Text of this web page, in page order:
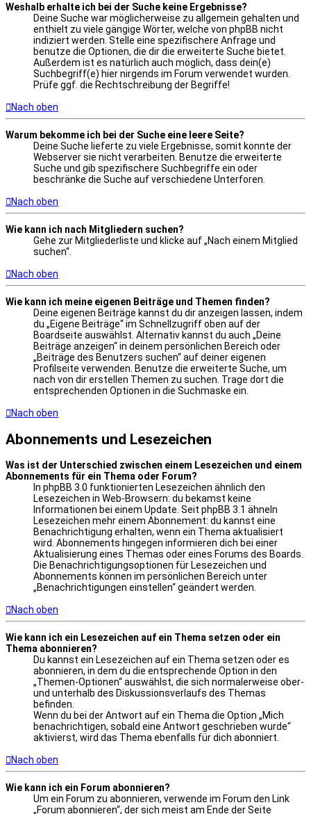
Weshalb erhalte ich bei der Suche keine Ergebnisse?
Deine Suche war möglicherweise zu allgemein gehalten und
enthielt zu viele gängige Wörter, welche von phpBB nicht
indiziert werden. Stelle eine spezifischere Anfrage und
benutze die Optionen, die dir die erweiterte Suche bietet.
Außerdem ist es natürlich auch möglich, dass dein(e)
Suchbegriff(e) hier nirgends im Forum verwendet wurden.
Prüfe ggf. die Rechtschreibung der Begriffe!
Nach oben
Warum bekomme ich bei der Suche eine leere Seite?
Deine Suche lieferte zu viele Ergebnisse, somit konnte der
Webserver sie nicht verarbeiten. Benutze die erweiterte
Suche und gib spezifischere Suchbegriffe ein oder
beschränke die Suche auf verschiedene Unterforen.
Nach oben
Wie kann ich nach Mitgliedern suchen?
Gehe zur Mitgliederliste und klicke auf „Nach einem Mitglied
suchen“.
Nach oben
Wie kann ich meine eigenen Beiträge und Themen finden?
Deine eigenen Beiträge kannst du dir anzeigen lassen, indem
du „Eigene Beiträge“ im Schnellzugriff oben auf der
Boardseite auswählst. Alternativ kannst du auch „Deine
Beiträge anzeigen“ in deinem persönlichen Bereich oder
„Beiträge des Benutzers suchen“ auf deiner eigenen
Profilseite verwenden. Benutze die erweiterte Suche, um
nach von dir erstellen Themen zu suchen. Trage dort die
entsprechenden Optionen in die Suchmaske ein.
Nach oben
Abonnements und Lesezeichen
Was ist der Unterschied zwischen einem Lesezeichen und einem
Abonnements für ein Thema oder Forum?
In phpBB 3.0 funktionierten Lesezeichen ähnlich den
Lesezeichen in Web-Browsern: du bekamst keine
Informationen bei einem Update. Seit phpBB 3.1 ähneln
Lesezeichen mehr einem Abonnement: du kannst eine
Benachrichtigung erhalten, wenn ein Thema aktualisiert
wird. Abonnements hingegen informieren dich bei einer
Aktualisierung eines Themas oder eines Forums des Boards.
Die Benachrichtigungsoptionen für Lesezeichen und
Abonnements können im persönlichen Bereich unter
„Benachrichtigungen einstellen“ geändert werden.
Nach oben
Wie kann ich ein Lesezeichen auf ein Thema setzen oder ein
Thema abonnieren?
Du kannst ein Lesezeichen auf ein Thema setzen oder es
abonnieren, in dem du die entsprechende Option in den
„Themen-Optionen“ auswählst, die sich normalerweise ober-
und unterhalb des Diskussionsverlaufs des Themas
befinden.
Wenn du bei der Antwort auf ein Thema die Option „Mich
benachrichtigen, sobald eine Antwort geschrieben wurde“
aktivierst, wird das Thema ebenfalls für dich abonniert.
Nach oben
Wie kann ich ein Forum abonnieren?
Um ein Forum zu abonnieren, verwende im Forum den Link
„Forum abonnieren“, der sich meist am Ende der Seite